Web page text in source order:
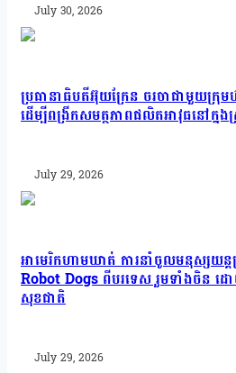
July 30, 2026
ប្រធានាធិបតីអ៊ុយក្រែន ចរចាជាមួយក្រុ
ដើម្បីពង្រីកសមត្ថភាពផលិតអាវុធនៅក្នុ
July 29, 2026
អាមេរិកហាមឃាត់ ការនាំចូលមនុស្សយន្
Robot Dogs ពីបរទេស រួមទាំងចិន
សុខជាតិ
July 29, 2026